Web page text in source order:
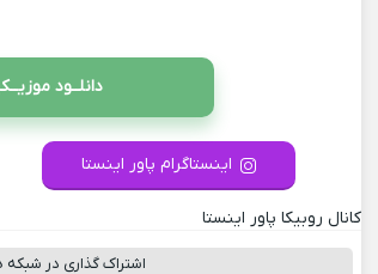
دانلــود
اینستاگرام پاور اینستا
کانال روبیکا پاور اینستا
اشتراک گذاری در شبکه